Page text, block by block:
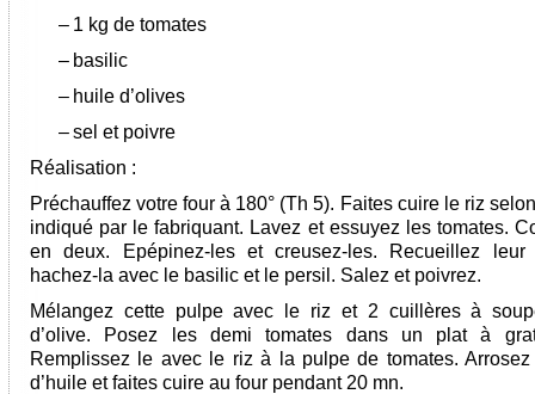
– 1 kg de tomates
– basilic
– huile d’olives
–sel et poivre
Réalisation :
Préchauffez votre four à 180° (Th 5). Faites cuire le riz
indiqué par le fabriquant. Lavez et essuyez les tomates.
en deux. Epépinez-les et creusez-les. Recueillez
hachez-la avec le basilic et le persil. Salez et poivrez.
Mélangez cette pulpe avec le riz et 2 cuillères à
d’olive. Posez les demi tomates dans un plat à
Remplissez le avec le riz à la pulpe de tomates. Arrosez
d’huile et faites cuire au four pendant 20 mn.